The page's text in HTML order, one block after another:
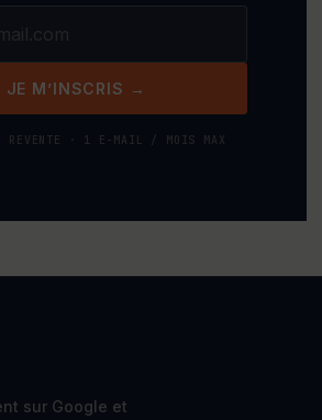
JE M’INSCRIS →
REVENTE · 1 E-MAIL / MOIS MAX
sur Google et